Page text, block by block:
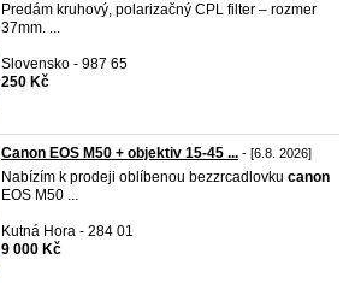
Predám kruhový, polarizačný CPL filter – rozmer
37mm. ...
Slovensko - 987 65
250 Kč
Canon EOS M50 + objektiv 15-45 ... - [6.8. 2026]
Nabízím k prodeji oblíbenou bezzrcadlovku canon
EOS M50 ...
Kutná Hora - 284 01
9 000 Kč